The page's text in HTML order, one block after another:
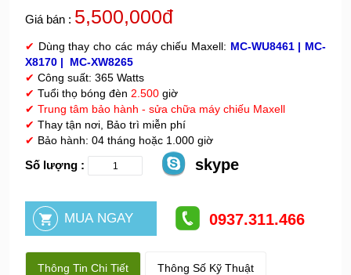
Giá bán : 5,500,000đ
✔ Dùng thay cho các máy chiếu Maxell: MC-WU8461 | MC-
X8170 | MC-XW8265
✔ Công suất: 365 Watts
✔ Tuổi thọ bóng đèn 2.500 giờ
✔ Trung tâm bảo hành - sửa chữa máy chiếu Maxell
✔ Thay tận nơi, Bảo trì miễn phí
✔ Bảo hành: 04 tháng hoặc 1.000 giờ
Số lượng : skype
0937.311.466
Thông Tin Chi Tiết Thông Số Kỹ Thuật